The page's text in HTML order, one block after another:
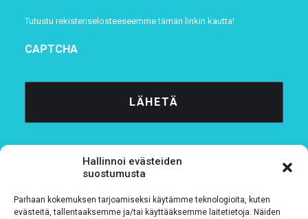
Hallinnoi evästeiden
suostumusta
Parhaan kokemuksen tarjoamiseksi käytämme teknologioita, kuten
evästeitä, tallentaaksemme ja/tai käyttääksemme laitetietoja. Näiden
Tutustu rekisteriselosteeseemmetämän linkin kautta!
CAPTCHA
Tietosuojaseloste